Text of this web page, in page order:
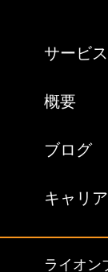
サービ
概要
ブログ
キャリア
ライオン